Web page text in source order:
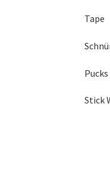
Tape
Pucks
Stick